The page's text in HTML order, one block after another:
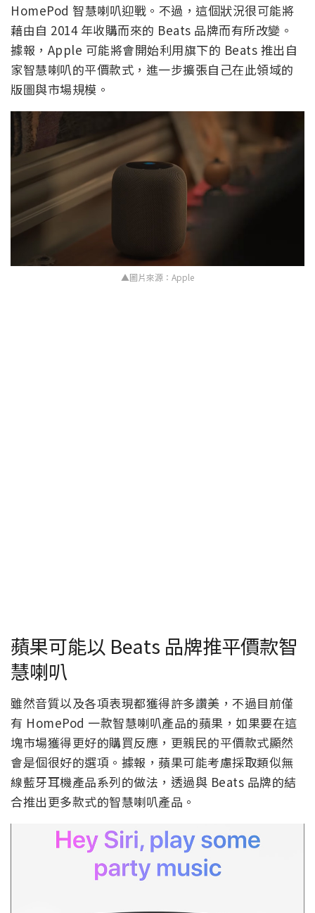
HomePod 智慧喇叭迎戰。不過，這個狀況很可能將
藉由自 2014 年收購而來的 Beats 品牌而有所改變。
據報，Apple 可能將會開始利用旗下的 Beats 推出自
家智慧喇叭的平價款式，進一步擴張自己在此領域的
版圖與市場規模。
▲圖片來源：Apple
蘋果可能以 Beats 品牌推平價款智
慧喇叭
雖然音質以及各項表現都獲得許多讚美，不過目前僅
有 HomePod 一款智慧喇叭產品的蘋果，如果要在這
塊市場獲得更好的購買反應，更親民的平價款式顯然
會是個很好的選項。據報，蘋果可能考慮採取類似無
線藍牙耳機產品系列的做法，透過與 Beats 品牌的結
合推出更多款式的智慧喇叭產品。